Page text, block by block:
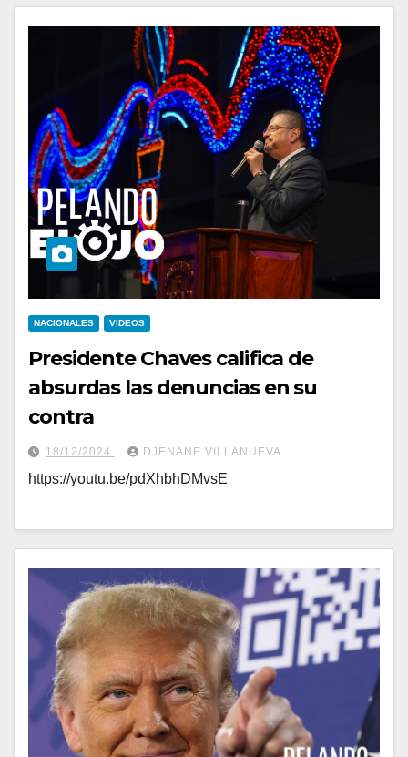
NACIONALES VIDEOS
Presidente Chaves califica de
absurdas las denuncias en su
contra
18/12/2024 DJENANE VILLANUEVA
https://youtu.be/pdXhbhDMvsE